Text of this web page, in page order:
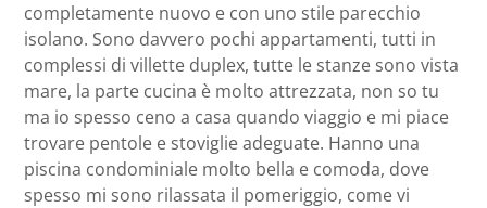
completamente nuovo e con uno stile parecchio
isolano. Sono davvero pochi appartamenti, tutti in
complessi di villette duplex, tutte le stanze sono vista
mare, la parte cucina è molto attrezzata, non so tu
ma io spesso ceno a casa quando viaggio e mi piace
trovare pentole e stoviglie adeguate. Hanno una
piscina condominiale molto bella e comoda, dove
spesso mi sono rilassata il pomeriggio, come vi